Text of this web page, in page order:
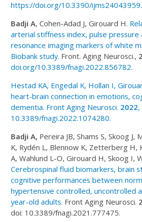
https://doi.org/10.3390/ijms24043959.
Badji A, Cohen-Adad J, Girouard H.
arterial stiffness index, pulse pressure
resonance imaging markers of white
Biobank study. Front. Aging Neurosci.,
doi.org/10.3389/fnagi.2022.856782.
Hestad KA, Engedal K, Hollan I,
heart-brain connection in emotions,
dementia. Front Aging Neurosci. 2022
10.3389/fnagi.2022.1074280.
Badji A, Pereira JB, Shams S, Skoog J,
K, Rydén L, Blennow K, Zetterberg H,
A, Wahlund L-O, Girouard H, Skoog I,
Cerebrospinal fluid biomarkers, brain
cognitive performances between
hypertensive controlled, uncontrolled
year-old adults. Front Aging Neurosci.
doi: 10.3389/fnagi.2021.777475.